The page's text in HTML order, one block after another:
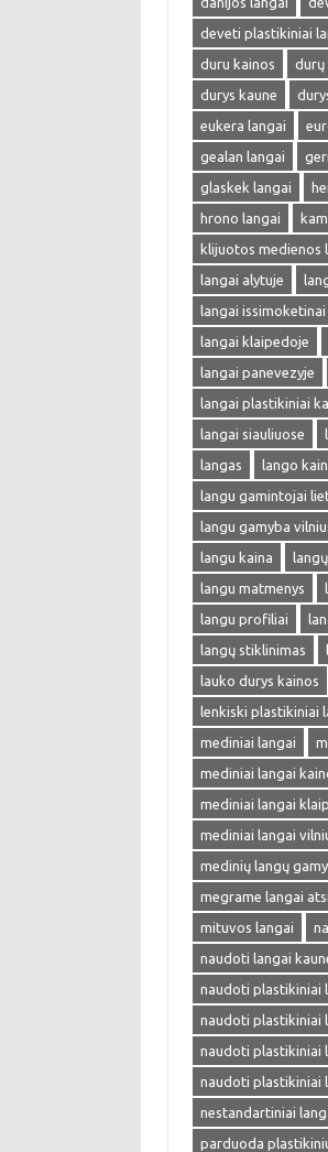
deveti plastikiniai
duru kainos
durų
durys kaune
eukera langai
gealan langai
glaskek langai
hrono langai
klijuotos medienos
langai alytuje
langai issimoketinai
langai klaipedoje
langai panevezyje
langai plastikiniai
langai siauliuose
langas
lango
langu gamintojai
langu gamyba
langu kaina
langu matmenys
langu profiliai
langų stiklinimas
lauko durys kainos
lenkiski plastikiniai
mediniai langai
mediniai langai
mediniai langai
mediniai langai
medinių langų
megrame langai
mituvos langai
naudoti langai
naudoti plastikiniai
naudoti plastikiniai
naudoti plastikiniai
naudoti plastikiniai
nestandartiniai
parduoda